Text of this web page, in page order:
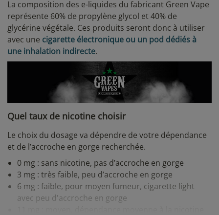
La composition des e-liquides du fabricant Green Vape
représente 60% de propylène glycol et 40% de
glycérine végétale. Ces produits seront donc à utiliser
avec une cigarette électronique ou un pod dédiés à
une inhalation indirecte.
Quel taux de nicotine choisir
Le choix du dosage va dépendre de votre dépendance
et de l’accroche en gorge recherchée.
0 mg : sans nicotine, pas d’accroche en gorge
3 mg : très faible, peu d’accroche en gorge
6 mg : faible, pour moyen fumeur, cigarette light
avec peu d'accroche en gorge